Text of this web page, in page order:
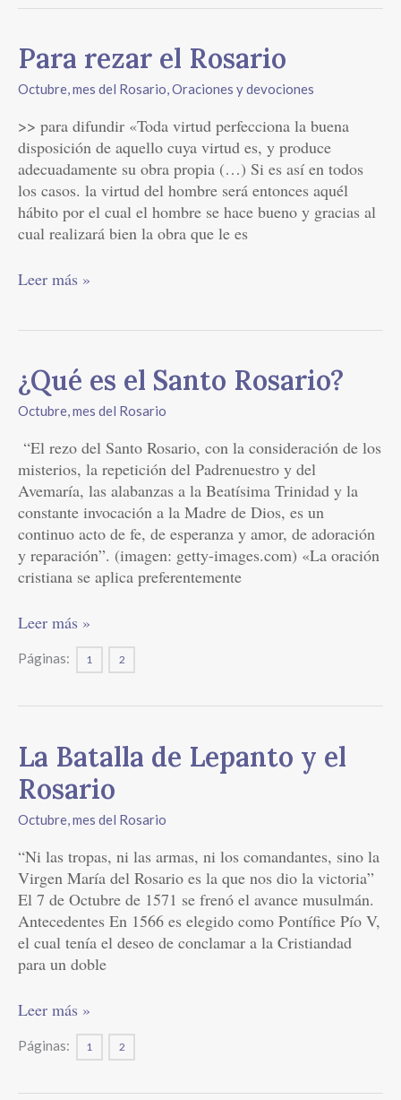
Para rezar el Rosario
Octubre, mes del Rosario,Oraciones y devociones
>> para difundir «Toda virtud perfecciona la buena
disposición de aquello cuya virtud es, y produce
adecuadamente su obra propia (…) Si es así en todos
los casos. la virtud del hombre será entonces aquél
hábito por el cual el hombre se hace bueno y gracias al
cual realizará bien la obra que le es
Para
rezar
el
Leer más »
¿Qué es el Santo Rosario?
Octubre, mes del Rosario
“El rezo del Santo Rosario, con la consideración de los
misterios, la repetición del Padrenuestro y del
Avemaría, las alabanzas a la Beatísima Trinidad y la
constante invocación a la Madre de Dios, es un
continuo acto de fe, de esperanza y amor, de adoración
y reparación”. (imagen: getty-images.com) «La oración
cristiana se aplica preferentemente
¿Qué
es
el
Santo
Rosario?
Leer más »
Páginas: 1 2
La Batalla de Lepanto y el
Rosario
Octubre, mes del Rosario
“Ni las tropas, ni las armas, ni los comandantes, sino la
Virgen María del Rosario es la que nos dio la victoria”
El 7 de Octubre de 1571 se frenó el avance musulmán.
Antecedentes En 1566 es elegido como Pontífice Pío V,
el cual tenía el deseo de conclamar a la Cristiandad
para un doble
La
Batalla
de
Lepanto
el
Rosario
Leer más »
Páginas: 1 2